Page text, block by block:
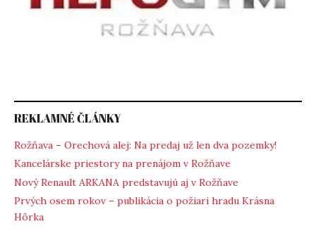
REKLAMNÉ ČLÁNKY
Rožňava – Orechová alej: Na predaj už len dva pozemky!
Kancelárske priestory na prenájom v Rožňave
Nový Renault ARKANA predstavujú aj v Rožňave
Prvých osem rokov – publikácia o požiari hradu Krásna
Hôrka